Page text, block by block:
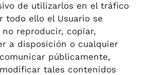
de utilizarlos en el tráfico
todo ello el Usuario se
reproducir, copiar,
a disposición o cualquier
públicamente,
tales contenidos